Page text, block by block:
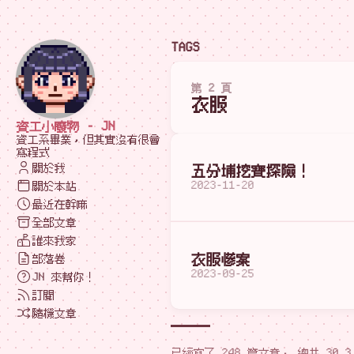
資工小廢物 - JN
資工系畢業，但其實沒有很會
寫程式
關於我
關於本站
最近在幹嘛
全部文章
誰來我家
部落卷
JN 來幫你！
訂閱
隨機文章
TAGS
第 2 頁
衣服
五分埔挖寶探險！
2023-11-20
衣服慘案
2023-09-25